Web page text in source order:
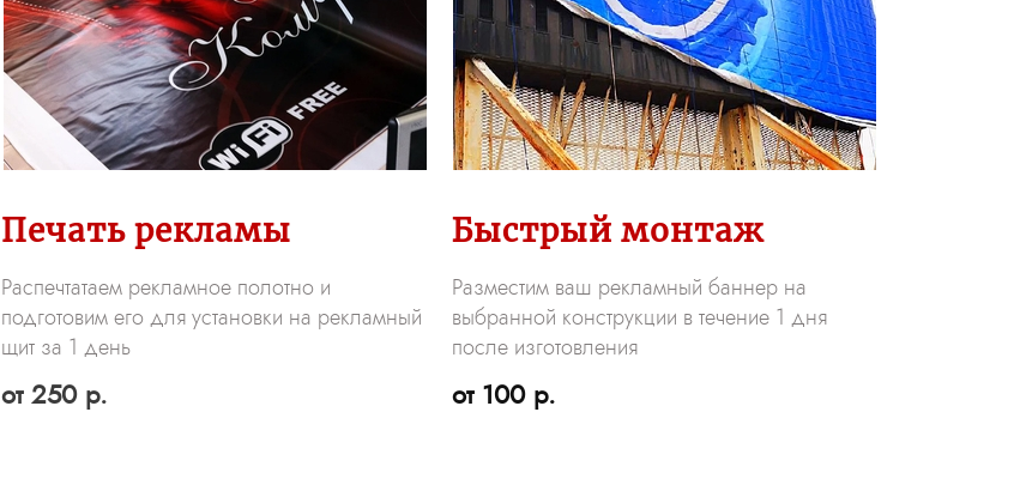
Печать рекламы
Распечтатаем рекламное полотно и
подготовим его для установки на рекламный
щит за 1 день
от 250 р.
Быстрый монтаж
Разместим ваш рекламный баннер на
выбранной конструкции в течение 1 дня
после изготовления
от 100 р.